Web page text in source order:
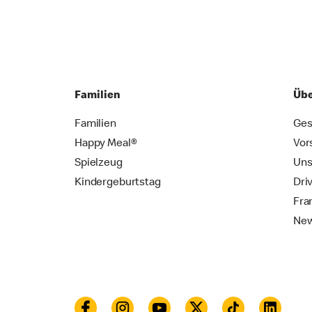
Familien
Familien
Happy Meal®
Spielzeug
Kindergeburtstag